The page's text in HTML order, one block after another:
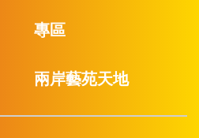
專區
兩岸藝苑天地